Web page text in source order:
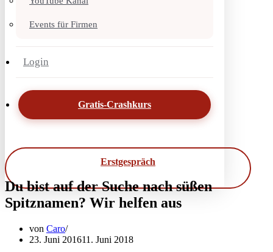
Events für Firmen
Login
Gratis-Crashkurs
Erstgespräch
Du bist auf der Suche nach süßen
Spitznamen? Wir helfen aus
von Caro
23. Juni 201611. Juni 2018